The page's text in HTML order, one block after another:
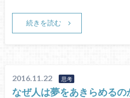
続きを読む
2016.11.22 思考
なぜ人は夢をあきらめるの